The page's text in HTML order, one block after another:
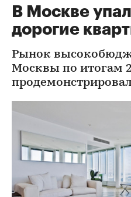
В Москве
дорогие
Рынок
Москвы по итогам